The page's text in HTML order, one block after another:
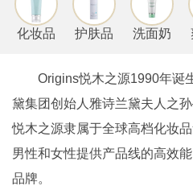
化妆品 护肤品 洗面奶
Origins悦木之源1990年诞
黛集团创始人雅诗兰黛夫人之
悦木之源隶属于全球高档化妆
男性和女性提供产品线的高效
品牌。